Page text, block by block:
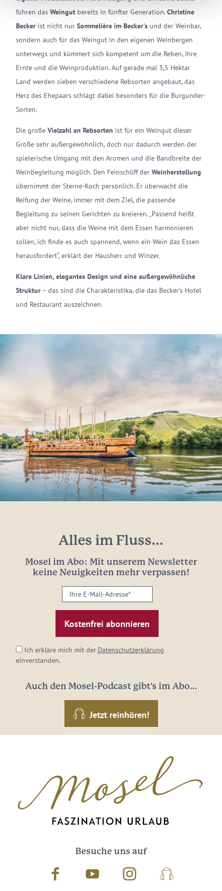
führen das Weingut bereits in fünfter Generation.Christine
Becker ist nicht nur Sommelière im Becker's und der Weinbar,
sondern auch für das Weingut in den eigenen Weinbergen
unterwegs und kümmert sich kompetent um die Reben, ihre
Ernte und die Weinproduktion. Auf gerade mal 3,5 Hektar
Land werden sieben verschiedene Rebsorten angebaut, das
Herz des Ehepaars schlägt dabei besonders für die Burgunder-
Sorten.
Die große Vielzahl an Rebsorten ist für ein Weingut dieser
Größe sehr außergewöhnlich, doch nur dadurch werden der
spielerische Umgang mit den Aromen und die Bandbreite der
Weinbegleitung möglich. Den Feinschliff der Weinherstellung
übernimmt der Sterne-Koch persönlich. Er überwacht die
Reifung der Weine, immer mit dem Ziel, die passende
Begleitung zu seinen Gerichten zu kreieren. „Passend heißt
aber nicht nur, dass die Weine mit dem Essen harmonieren
sollen, ich finde es auch spannend, wenn ein Wein das Essen
herausfordert“, erklärt der Hausherr und Winzer.
Klare Linien, elegantes Design und eine außergewöhnliche
Struktur – das sind die Charakteristika, die das Becker’s Hotel
und Restaurant auszeichnen.
Alles im Fluss...
Mosel im Abo: Mit unserem Newsletter
keine Neuigkeiten mehr verpassen!
Ihre
E-
Mail-
Adresse:
Ich erkläre mich mit der Datenschutzerklärung
einverstanden.
Auch den Mosel-Podcast gibt's im Abo...
Jetzt reinhören!
Besuche uns auf
Facebook Youtube InstagramPodcast